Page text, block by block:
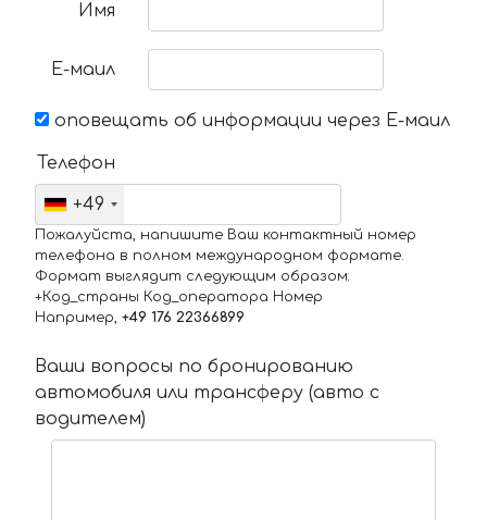
Имя
Е-маил
оповещать об информации через Е-маил
Телефон
+49
Пожалуйста, напишите Ваш контактный номер
телефона в полном международном формате.
Формат выглядит следующим образом:
+Код_страны Код_оператора Номер
Например, +49 176 22366899
Ваши вопросы по бронированию
автомобиля или трансферу (авто с
водителем)